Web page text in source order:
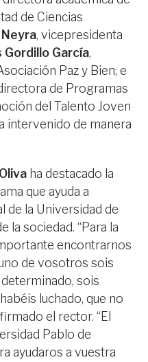
de Ciencias
Neyra, vicepresidenta
Gordillo García,
Paz y Bien; e
de Programas
del Talento Joven
intervenido de manera
ha destacado la
que ayuda a
de la Universidad de
la sociedad. “Para la
encontrarnos
de vosotros sois
sois
luchado, que no
el rector. “El
Pablo de
ayudaros a vuestra